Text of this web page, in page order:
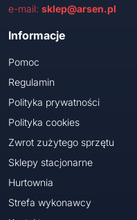
e-mail: sklep@arsen.pl
Informacje
Pomoc
Regulamin
Polityka prywatności
Polityka cookies
Zwrot zużytego sprzętu
Sklepy stacjonarne
Hurtownia
Strefa wykonawcy